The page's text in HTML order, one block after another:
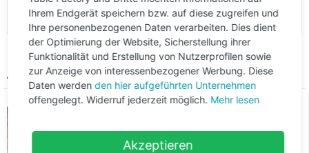
Ähnliche Produkte
Ihrem Endgerät speichern bzw. auf diese zugreifen und
Ihre personenbezogenen Daten verarbeiten. Dies dient
der Optimierung der Website, Sicherstellung ihrer
Funktionalität und Erstellung von Nutzerprofilen sowie
zur Anzeige von interessenbezogener Werbung. Diese
Daten werdenden hier aufgeführten Unternehmen
offengelegt. Widerruf jederzeit möglich. Mehr lesen
Akzeptieren